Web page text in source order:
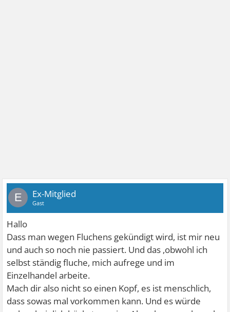
E Ex-Mitglied
Gast
Hallo
Dass man wegen Fluchens gekündigt wird, ist mir neu
und auch so noch nie passiert. Und das ,obwohl ich
selbst ständig fluche, mich aufrege und im
Einzelhandel arbeite.
Mach dir also nicht so einen Kopf, es ist menschlich,
dass sowas mal vorkommen kann. Und es würde